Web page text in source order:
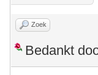
Zoek
Bedankt